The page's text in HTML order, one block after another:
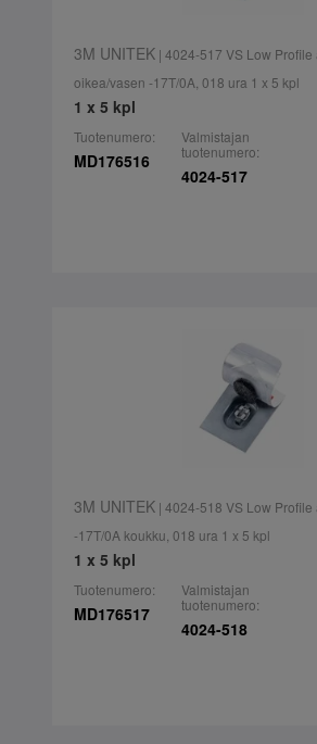
3M UNITEK| 4024-517 VS Low Profile
oikea/vasen -17T/0A, 018 ura 1 x 5 kpl
1 x 5 kpl
Tuotenumero:
MD176516
Valmistajan
tuotenumero:
4024-517
3M UNITEK| 4024-518 VS Low Profile
-17T/0A koukku, 018 ura 1 x 5 kpl
1 x 5 kpl
Tuotenumero:
MD176517
Valmistajan
tuotenumero:
4024-518